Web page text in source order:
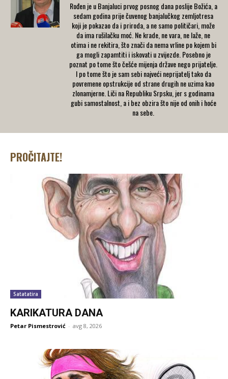
Rođen je u Banjaluci prvog posnog dana poslije Božića, a
sedam godina prije čuvenog banjalučkog zemljotresa
koji je pokazao da i priroda, a ne samo političari, može
da ima rušilačku moć. Ne krade, ne vara, ne laže, ne
otima i ne rekitira, što znači da nema vrline po kojem bi
ga mogli zapamtiti i iskovati u zvijezde. Posebno je
poznat po tome što češće mijenja države nego prijatelje.
I po tome što je sam sebi najveći neprijatelj tako da
povremene opstrukcije od strane drugih ne uzima kao
zlonamjerne. Liči na Republiku Srpsku, jer s godinama
gubi samostalnost, a i bez obzira što nije od onih i hoće
na sebe.
PROČITAJTE!
Satatatira
KARIKATURA DANA
Petar Pismestrović - avg 8, 2026